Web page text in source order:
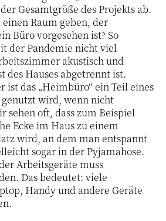
Gesamtgröße des Projekts ab.
Raum geben, der
Büro vorgesehen ist? So
der Pandemie nicht viel
akustisch und
des Hauses abgetrennt ist.
ist das „Heimbüro“ ein Teil eines
genutzt wird, wenn nicht
sehen oft, dass zum Beispiel
Ecke im Haus zu einem
wird, an dem man entspannt
sogar in der Pyjamahose.
Arbeitsgeräte muss
Das bedeutet: viele
Handy und andere Geräte